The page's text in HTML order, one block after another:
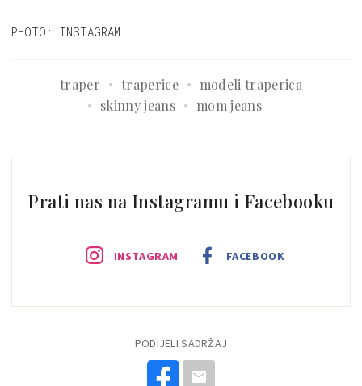
PHOTO: INSTAGRAM
traper traperice
modeli traperica
skinny jeans
mom jeans
Prati nas na Instagramu i Facebooku
INSTAGRAM FACEBOOK
PODIJELI SADRŽAJ